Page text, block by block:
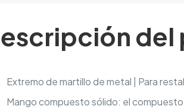
Extremo de martillo de metal | Para
Mango compuesto sólido: el